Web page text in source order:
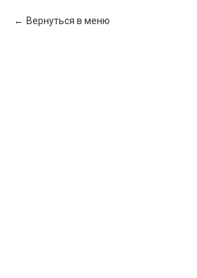
Вернуться в меню